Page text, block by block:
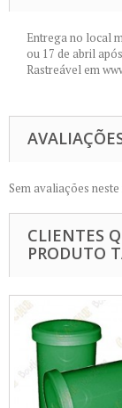
Entregano local
ou 17 de abril
Rastreávelem
Sem avaliações
CLIENTES
PRODUTO